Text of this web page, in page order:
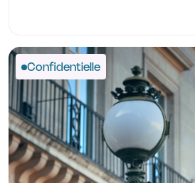
Confidentielle